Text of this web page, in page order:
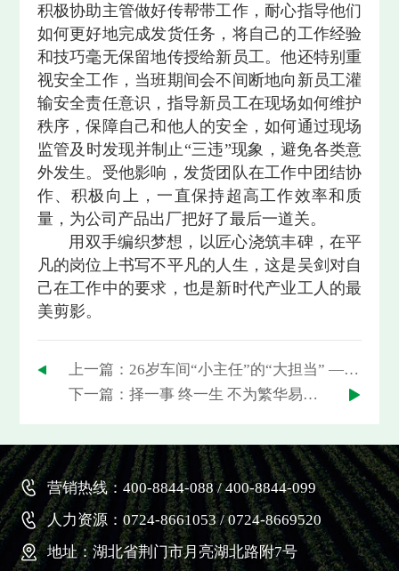
积极协助主管做好传帮带工作，耐心指导他们
如何更好地完成发货任务，将自己的工作经验
和技巧毫无保留地传授给新员工。他还特别重
视安全工作，当班期间会不间断地向新员工灌
输安全责任意识，指导新员工在现场如何维护
秩序，保障自己和他人的安全，如何通过现场
监管及时发现并制止“三违”现象，避免各类意
外发生。受他影响，发货团队在工作中团结协
作、积极向上，一直保持超高工作效率和质
量，为公司产品出厂把好了最后一道关。
用双手编织梦想，以匠心浇筑丰碑，在平
凡的岗位上书写不平凡的人生，这是吴剑对自
己在工作中的要求，也是新时代产业工人的最
美剪影。
上一篇：26岁车间“小主任”的“大担当” ——记2024年度集团劳动模范、新洋丰中磷硝酸厂团支部书记兼硫磺制酸车间副主任王琪匀
下一篇：择一事 终一生 不为繁华易匠心 ——记2024年度集团劳动模范、洋丰地产公司营销员杜欢欢
营销热线：400-8844-088 / 400-8844-099
人力资源：0724-8661053 / 0724-8669520
地址：湖北省荆门市月亮湖北路附7号